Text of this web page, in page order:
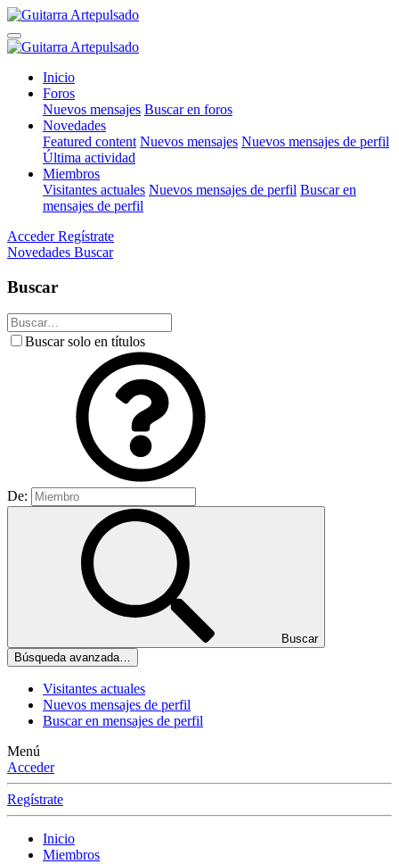
Inicio
Foros
Nuevos mensajes Buscar en foros
Novedades
Featured content Nuevos mensajes Nuevos mensajes de perfil
Última actividad
Miembros
Visitantes actuales Nuevos mensajes de perfil Buscar en
mensajes de perfil
Acceder Regístrate
Novedades Buscar
Buscar
Buscar solo en títulos
De:
Buscar
Búsqueda avanzada…
Visitantes actuales
Nuevos mensajes de perfil
Buscar en mensajes de perfil
Menú
Acceder
Regístrate
Inicio
Miembros